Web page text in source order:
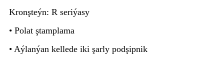
Kronşteýn: R seriýasy
• Polat ştamplama
• Aýlanýan kellede iki şarly podşipnik